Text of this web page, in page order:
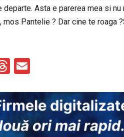
departe. Asta e parerea mea si
Pantelie ? Dar cine te roaga
T
e
a
d
ail